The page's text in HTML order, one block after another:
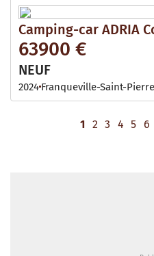
Camping-car ADRIA
63900 €
NEUF
2024 Franqueville-Saint-
1 2 3 4 5 6